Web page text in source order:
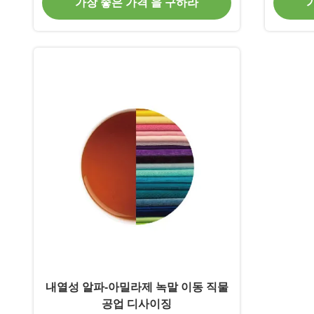
가장 좋은 가격 을 구하라
내열성 알파-아밀라제 녹말 이동 직물
공업 디사이징